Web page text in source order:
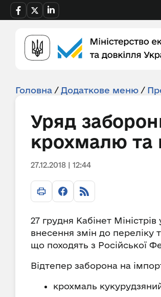
Головна / Додаткове меню /
Уряд
крохмалю та
27.12.2018 | 12:44
27 грудня Кабінет
внесення змін до переліку
що походять з Російської
Відтепер заборона на
крохмаль